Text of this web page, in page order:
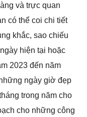
và trực quan
có thể coi chi tiết
khắc, sao chiếu
hiện tại hoặc
2023 đến năm
ngày giờ đẹp
trong năm cho
cho những công